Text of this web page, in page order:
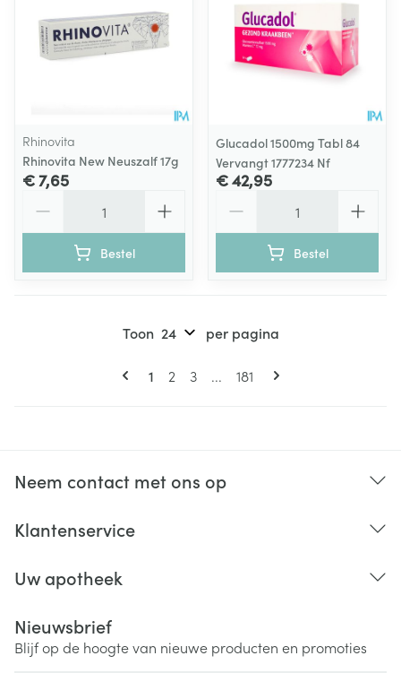
Rhinovita
Rhinovita New Neuszalf 17g
€ 7,65
Bestel
Glucadol 1500mg Tabl 84
Vervangt 1777234 Nf
€ 42,95
Bestel
Pagina's
U lees momenteel pagina
1 Pagina
2 Pagina
3 ... Pagina
181
Toon per pagina
Neem contact met ons op
Klantenservice
Uw apotheek
Nieuwsbrief
Blijf op de hoogte van nieuwe producten en promoties